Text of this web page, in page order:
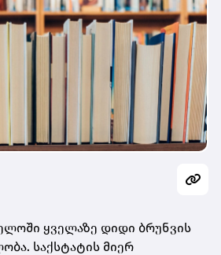
ყველაზე დიდი ბრუნვის
საქსტატის მიერ